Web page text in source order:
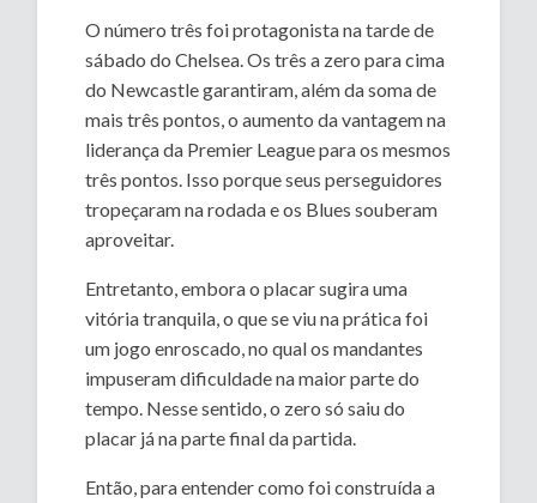
O número três foi protagonista na tarde de
sábado do Chelsea. Os três a zero para cima
do Newcastle garantiram, além da soma de
mais três pontos, o aumento da vantagem na
liderança da Premier League para os mesmos
três pontos. Isso porque seus perseguidores
tropeçaram na rodada e os Blues souberam
aproveitar.
Entretanto, embora o placar sugira uma
vitória tranquila, o que se viu na prática foi
um jogo enroscado, no qual os mandantes
impuseram dificuldade na maior parte do
tempo. Nesse sentido, o zero só saiu do
placar já na parte final da partida.
Então, para entender como foi construída a